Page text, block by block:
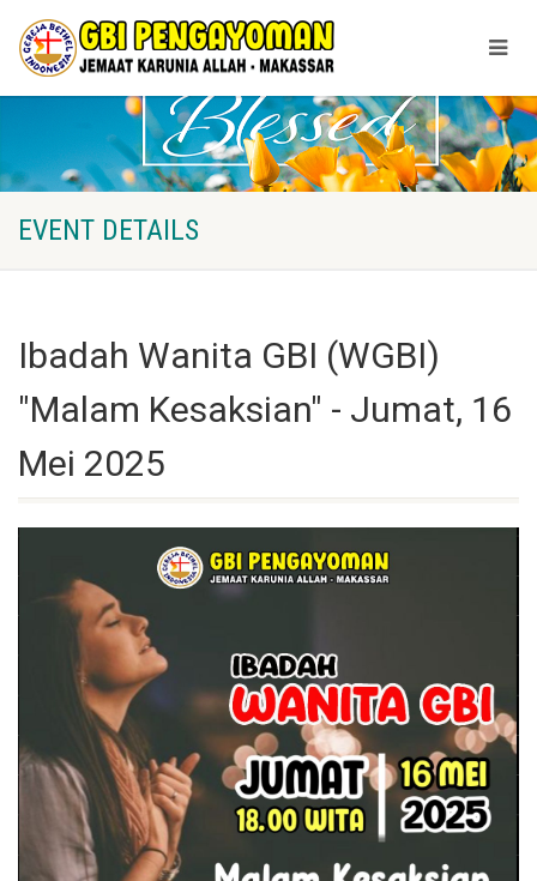
EVENT DETAILS
Ibadah Wanita GBI (WGBI)
"Malam Kesaksian" - Jumat, 16
Mei 2025